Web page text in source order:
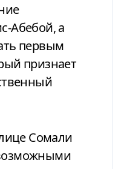
Абебой, а
первым
признает
Сомали